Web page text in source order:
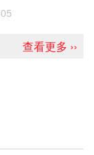
查看更多 ››